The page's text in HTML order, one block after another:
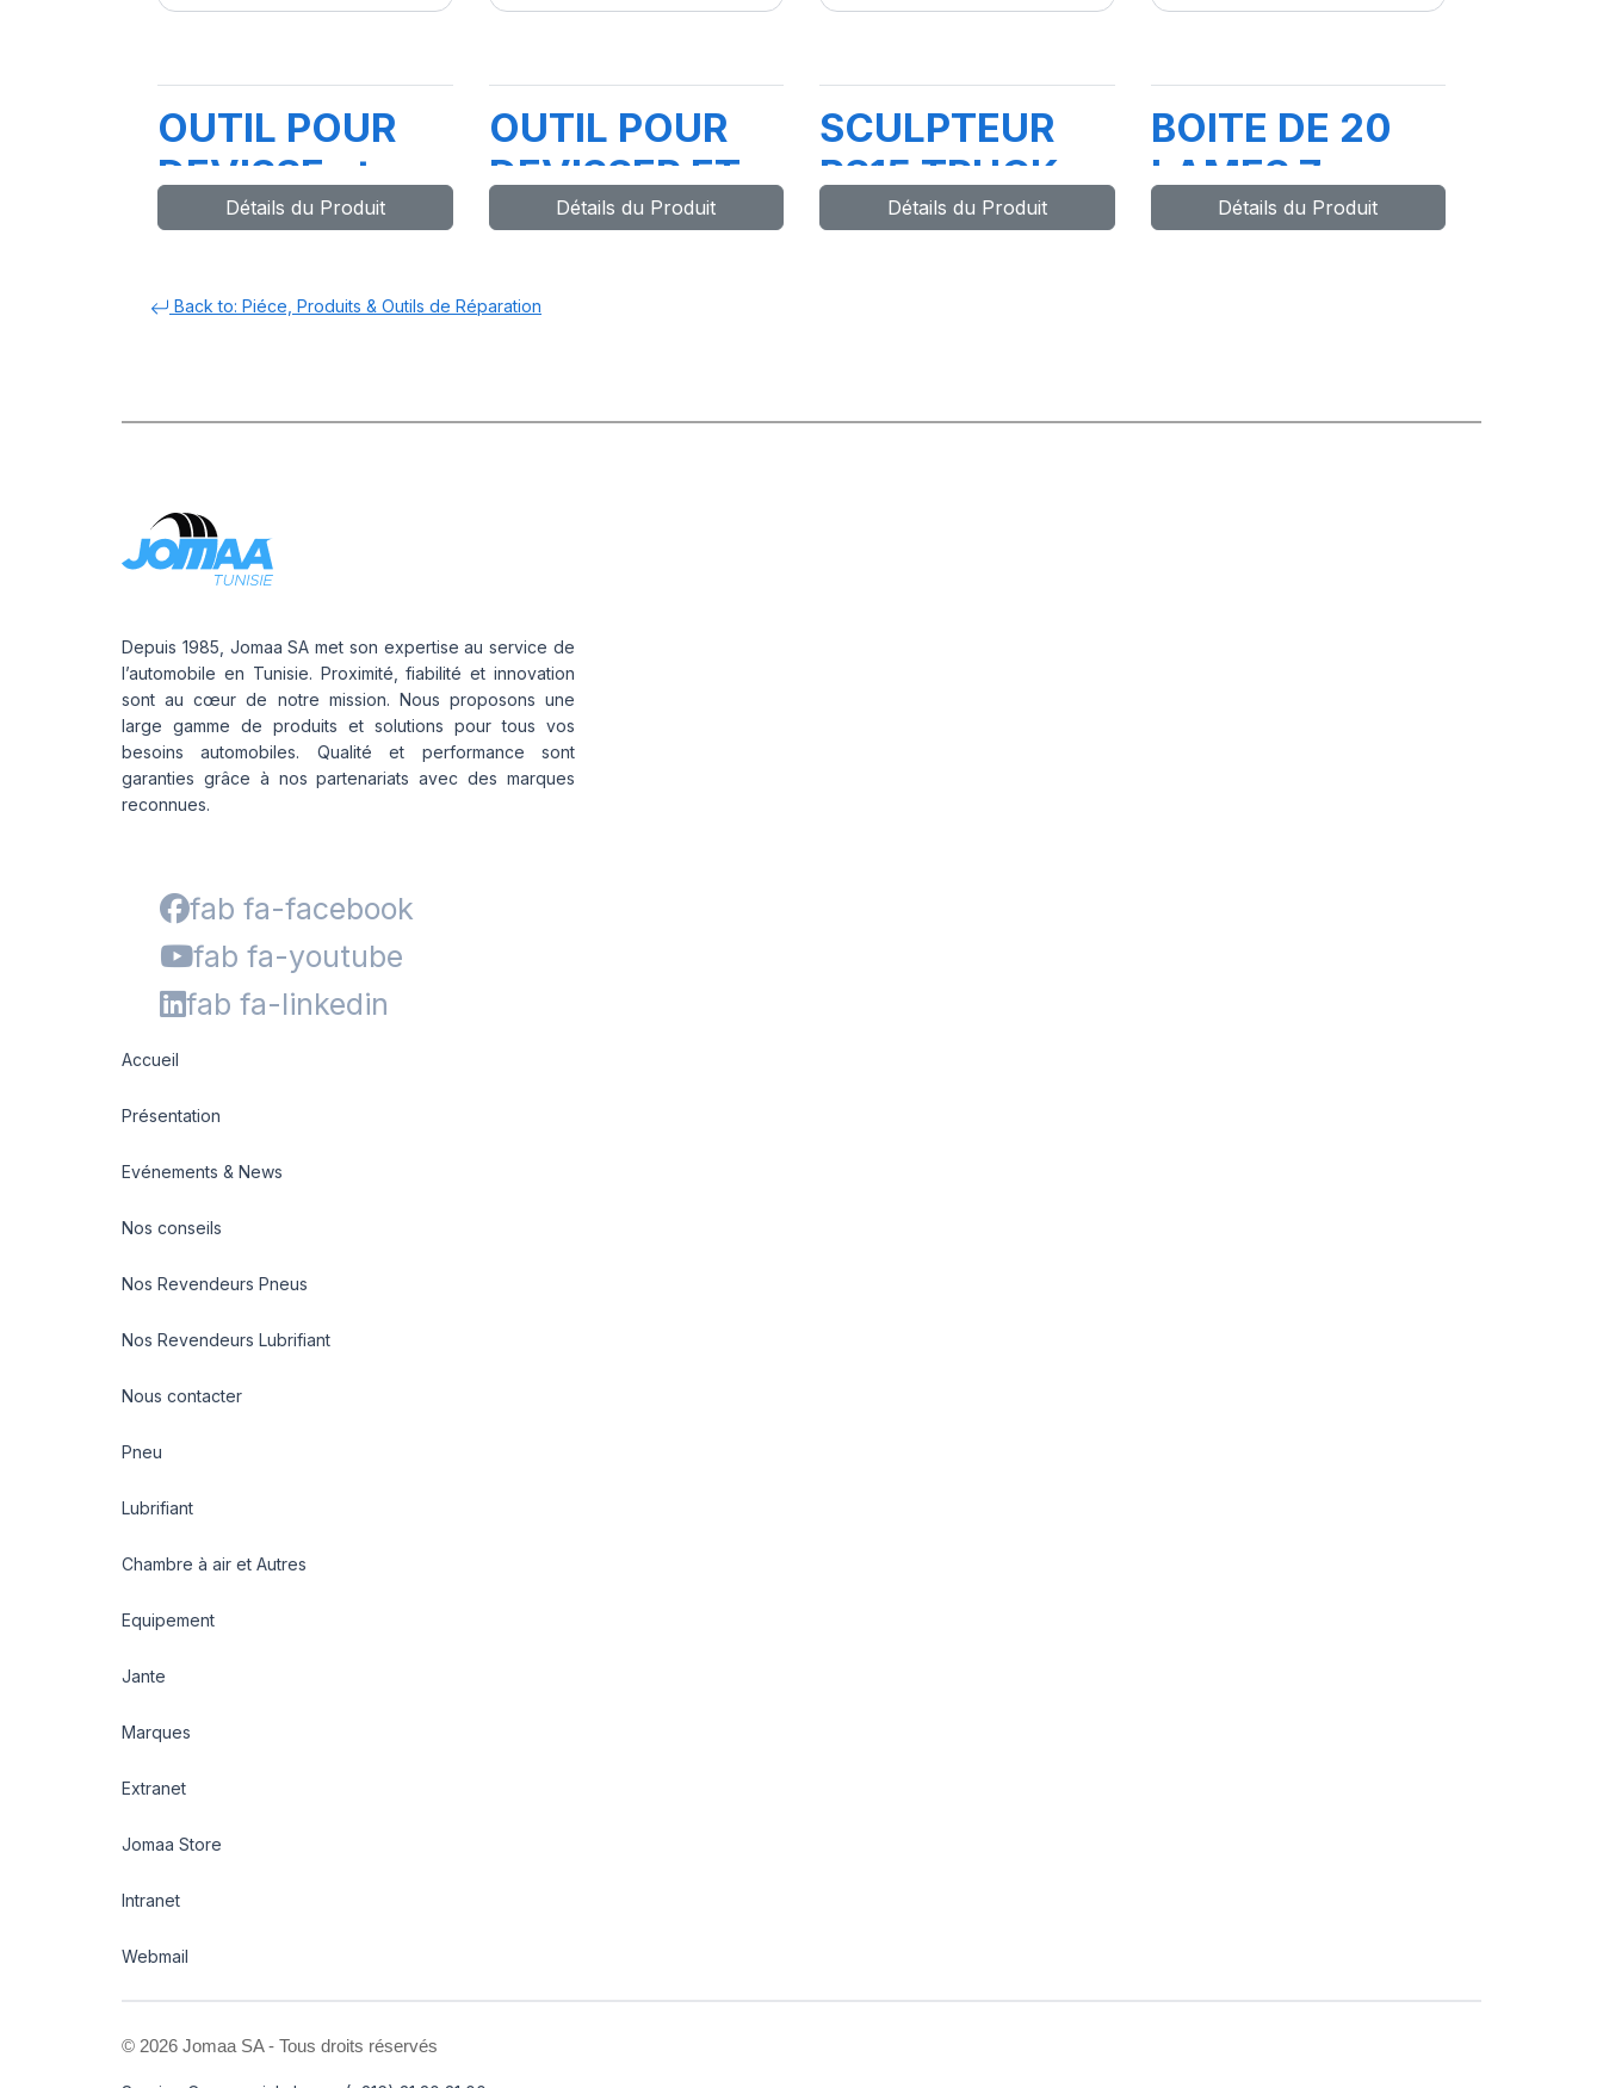
OUTIL POUR
DEVISSE et
VISSER
VL/PL
Détails du Produit
OUTIL POUR
DEVISSER ET
VISSER MEC /B
Détails du Produit
SCULPTEUR
PS15 TRUCK
STAR+Détails du Produit
BOITE DE 20
LAMES 7-
13MM/PR3
Détails du Produit
Back to: Piéce, Produits & Outils de Réparation
Depuis 1985, Jomaa SA met son expertise au service de
l’automobile en Tunisie. Proximité, fiabilité et innovation
sont au cœur de notre mission. Nous proposons une
large gamme de produits et solutions pour tous vos
besoins automobiles. Qualité et performance sont
garanties grâce à nos partenariats avec des marques
reconnues.
fab fa-facebook
fab fa-youtube
fab fa-linkedin
Accueil
Présentation
Evénements & News
Nos conseils
Nos Revendeurs Pneus
Nos Revendeurs Lubrifiant
Nous contacter
Pneu
Lubrifiant
Chambre à air et Autres
Equipement
Jante
Marques
Extranet
Jomaa Store
Intranet
Webmail
© 2026 Jomaa SA - Tous droits réservés